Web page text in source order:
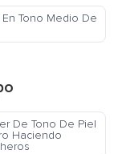
Tono Medio De
De Tono De Piel
Haciendo